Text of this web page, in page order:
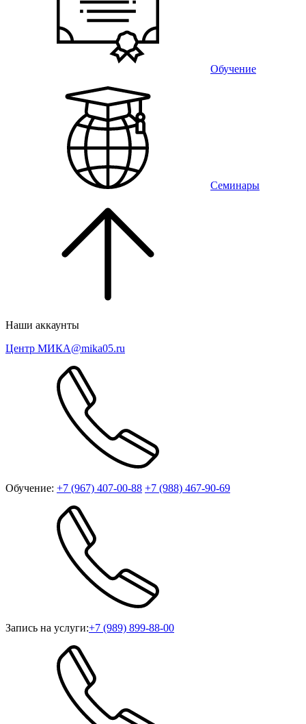
Обучение
Семинары
Наши аккаунты
Центр МИКА@mika05.ru
Обучение: +7 (967) 407-00-88 +7 (988) 467-90-69
Запись на услуги:+7 (989) 899-88-00